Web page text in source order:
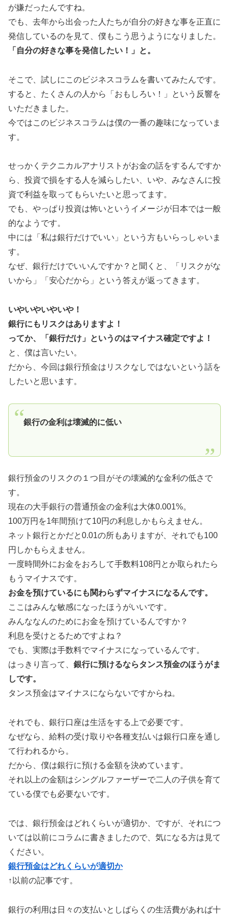
が嫌だったんですね。
でも、去年から出会った人たちが自分の好きな事を正直に
発信しているのを見て、僕もこう思うようになりました。
「自分の好きな事を発信したい！」と。
そこで、試しにこのビジネスコラムを書いてみたんです。
すると、たくさんの人から「おもしろい！」という反響を
いただきました。
今ではこのビジネスコラムは僕の一番の趣味になっていま
す。
せっかくテクニカルアナリストがお金の話をするんですか
ら、投資で損をする人を減らしたい、いや、みなさんに投
資で利益を取ってもらいたいと思ってます。
でも、やっぱり投資は怖いというイメージが日本では一般
的なようです。
中には「私は銀行だけでいい」という方もいらっしゃいま
す。
なぜ、銀行だけでいいんですか？と聞くと、「リスクがな
いから」「安心だから」という答えが返ってきます。
いやいやいやいや！
銀行にもリスクはありますよ！
ってか、「銀行だけ」というのはマイナス確定ですよ！
と、僕は言いたい。
だから、今回は銀行預金はリスクなしではないという話を
したいと思います。
銀行の金利は壊滅的に低い
銀行預金のリスクの１つ目がその壊滅的な金利の低さで
す。
現在の大手銀行の普通預金の金利は大体0.001%。
100万円を1年間預けて10円の利息しかもらえません。
ネット銀行とかだと0.01の所もありますが、それでも100
円しかもらえません。
一度時間外にお金をおろして手数料108円とか取られたら
もうマイナスです。
お金を預けているにも関わらずマイナスになるんです。
ここはみんな敏感になったほうがいいです。
みんななんのためにお金を預けているんですか？
利息を受けとるためですよね？
でも、実際は手数料でマイナスになっているんです。
はっきり言って、 銀行に預けるならタンス預金のほうがま
しです。
タンス預金はマイナスにならないですからね。
それでも、銀行口座は生活をする上で必要です。
なぜなら、給料の受け取りや各種支払いは銀行口座を通し
て行われるから。
だから、僕は銀行に預ける金額を決めています。
それ以上の金額はシングルファーザーで二人の子供を育て
ている僕でも必要ないです。
では、銀行預金はどれくらいが適切か、ですが、それにつ
いては以前にコラムに書きましたので、気になる方は見て
ください。
銀行預金はどれくらいが適切か
↑以前の記事です。
銀行の利用は日々の支払いとしばらくの生活費があれば十